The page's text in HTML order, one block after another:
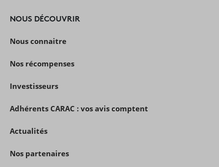
NOUS DÉCOUVRIR
Nous connaitre
Nos récompenses
Investisseurs
Adhérents CARAC : vos avis comptent
Actualités
Nos partenaires